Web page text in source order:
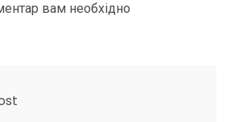
вам необхідно